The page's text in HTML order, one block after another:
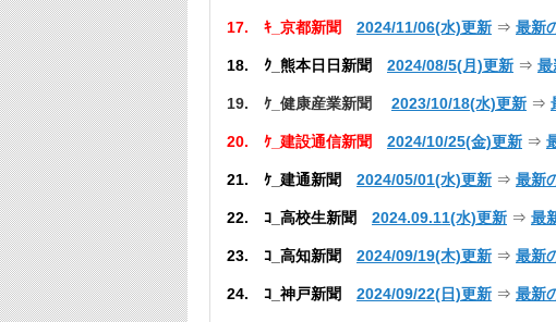
17. ｷ_京都新聞 2024/11/06(水)更新 ⇒ 最新
18. ｸ_熊本日日新聞 2024/08/5(月)更新 ⇒ 最
19. ｹ_健康産業新聞 2023/10/18(水)更新 ⇒
20. ｹ_建設通信新聞 2024/10/25(金)更新 ⇒
21. ｹ_建通新聞 2024/05/01(水)更新 ⇒ 最新
22. ｺ_高校生新聞 2024.09.11(水)更新 ⇒ 最
23. ｺ_高知新聞 2024/09/19(木)更新 ⇒ 最新
24. ｺ_神戸新聞 2024/09/22(日)更新 ⇒ 最新